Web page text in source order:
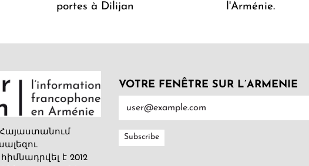
portes à Dilijan
l'Arménie.
Հայաստանում
է 2012
VOTRE FENÊTRE SUR L’ARMENIE